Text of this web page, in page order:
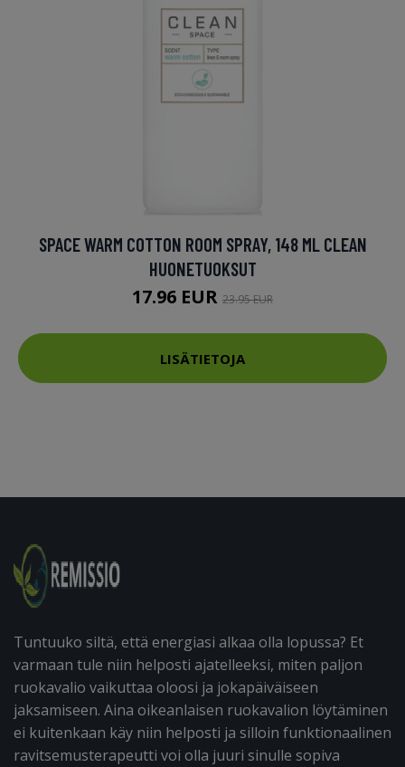
SPACE WARM COTTON ROOM SPRAY, 148 ML CLEAN
HUONETUOKSUT
17.96 EUR 23.95 EUR
LISÄTIETOJA
Tuntuuko siltä, että energiasi alkaa olla lopussa? Et
varmaan tule niin helposti ajatelleeksi, miten paljon
ruokavalio vaikuttaa oloosi ja jokapäiväiseen
jaksamiseen. Aina oikeanlaisen ruokavalion löytäminen
ei kuitenkaan käy niin helposti ja silloin funktionaalinen
ravitsemusterapeutti voi olla juuri sinulle sopiva